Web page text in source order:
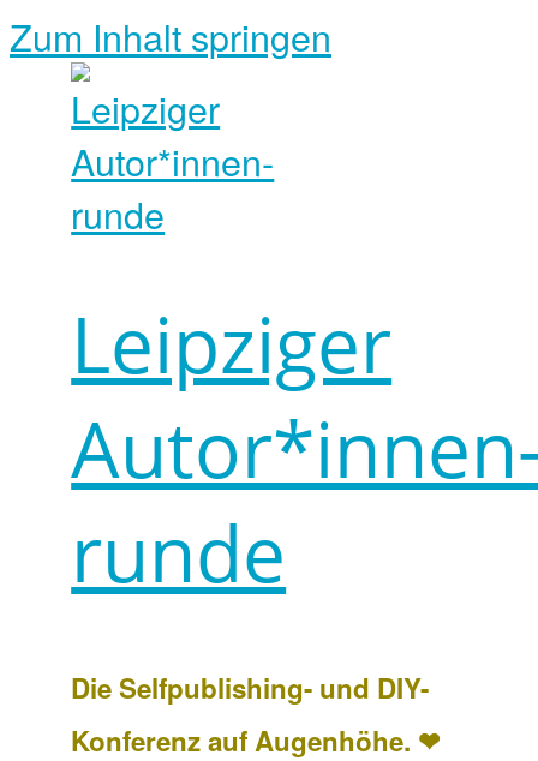
Zum Inhalt springen
Leipziger
runde
Die Selfpublishing- und DIY-
Konferenz auf Augenhöhe. ❤